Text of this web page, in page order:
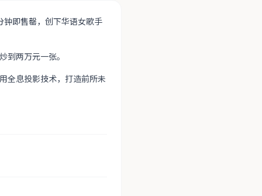
即售罄，创下华语女歌手
两万元一张。
全息投影技术，打造前所未